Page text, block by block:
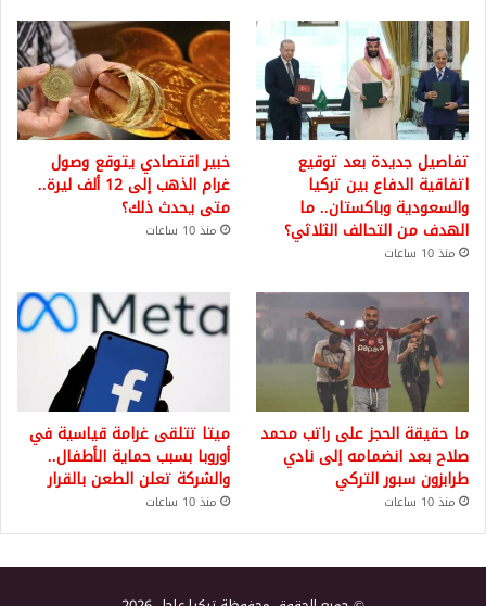
تفاصيل جديدة بعد توقيع
اتفاقية الدفاع بين تركيا
والسعودية وباكستان.. ما
الهدف من التحالف الثلاثي؟
منذ 10 ساعات
خبير اقتصادي يتوقع وصول
غرام الذهب إلى 12 ألف ليرة..
متى يحدث ذلك؟
منذ 10 ساعات
ما حقيقة الحجز على راتب محمد
صلاح بعد انضمامه إلى نادي
طرابزون سبور التركي
منذ 10 ساعات
ميتا تتلقى غرامة قياسية في
أوروبا بسبب حماية الأطفال..
والشركة تعلن الطعن بالقرار
منذ 10 ساعات